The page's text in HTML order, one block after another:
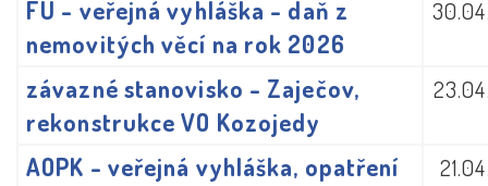
FÚ - veřejná vyhláška - daň z
nemovitých věcí na rok 2026
závazné stanovisko - Zaječov,
rekonstrukce VO Kozojedy
AOPK - veřejná vyhláška, opatření